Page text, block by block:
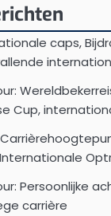
caps,
Cup,
Persoonlijke
carrière